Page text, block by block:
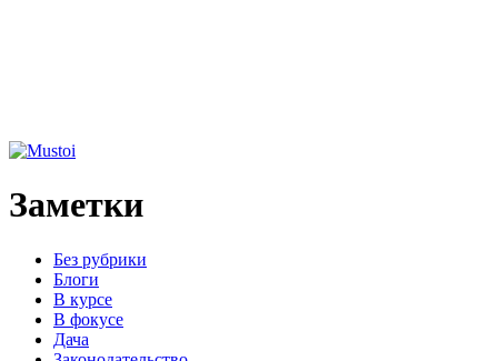
Заметки
Без рубрики
Блоги
В курсе
В фокусе
Дача